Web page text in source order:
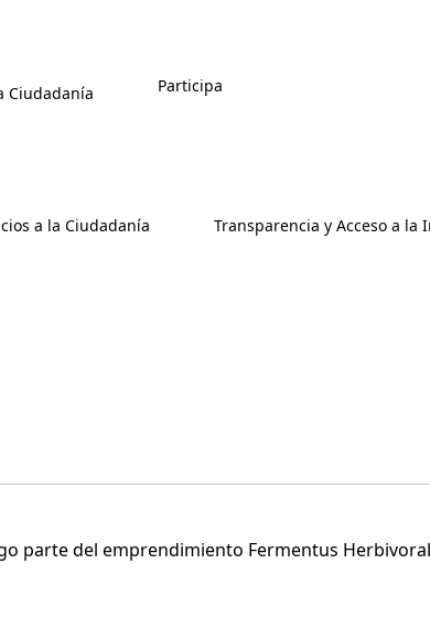
Ciudadanía Participa
a la Ciudadanía Transparencia y Acceso a la
parte del emprendimiento Fermentus